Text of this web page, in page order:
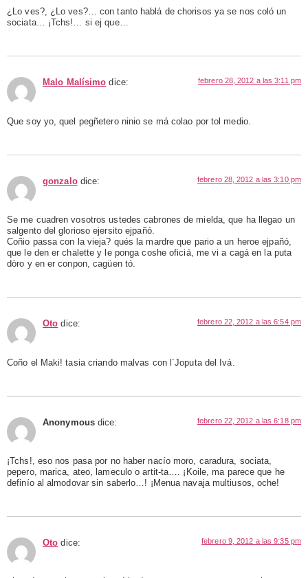
¿Lo ves?, ¿Lo ves?… con tanto hablá de chorisos ya se nos coló un
sociata… ¡Tchs!… si ej que…
Malo Malísimo dice: febrero 28, 2012 a las 3:11 pm
Que soy yo, quel pegñetero ninio se má colao por tol medio.
gonzalo dice: febrero 28, 2012 a las 3:10 pm
Se me cuadren vosotros ustedes cabrones de mielda, que ha llegao un
salgento del glorioso ejersito ejpañó.
Coñio passa con la vieja? qués la mardre que pario a un heroe ejpañó,
que le den er chalette y le ponga coshe oficiá, me vi a cagá en la puta
dòro y en er conpon, cagüen tó.
Oto dice: febrero 22, 2012 a las 6:54 pm
Coño el Maki! tasia criando malvas con l´Joputa del Ivá.
Anonymous dice: febrero 22, 2012 a las 6:18 pm
¡Tchs!, eso nos pasa por no haber nacío moro, caradura, sociata,
pepero, marica, ateo, lameculo o artit-ta…. ¡Koile, ma parece que he
definío al almodovar sin saberlo…! ¡Menua navaja multiusos, oche!
Oto dice: febrero 9, 2012 a las 9:35 pm